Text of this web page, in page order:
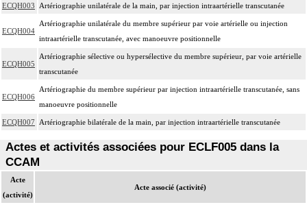
ECQH003 Artériographie unilatérale de la main, par injection intraartérielle transcutanée
ECQH004
Artériographie unilatérale du membre supérieur par voie artérielle ou injection
intraartérielle transcutanée, avec manoeuvre positionnelle
ECQH005
Artériographie sélective ou hypersélective du membre supérieur, par voie artérielle
transcutanée
ECQH006
Artériographie du membre supérieur par injection intraartérielle transcutanée, sans
manoeuvre positionnelle
ECQH007 Artériographie bilatérale de la main, par injection intraartérielle transcutanée
Actes et activités associées pour ECLF005 dans la
CCAM
Acte
(activité)
Acte associé (activité)